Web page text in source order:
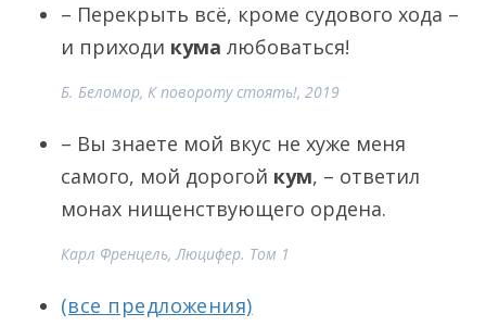
– Перекрыть всё, кроме судового хода –
и приходи кума любоваться!
Б. Беломор, К повороту стоять!, 2019
– Вы знаете мой вкус не хуже меня
самого, мой дорогой кум, – ответил
монах нищенствующего ордена.
Карл Френцель, Люцифер. Том 1
(все предложения)